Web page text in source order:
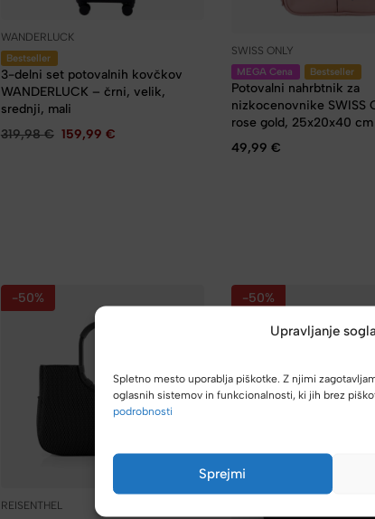
Upravljanje
Spletno mesto uporablja piškotke. Z njimi
oglasnih sistemov in funkcionalnosti, ki jih brez
podrobnosti
Sprejmi
WANDERLUCK
Bestseller
3-delni set potovalnih kovčkov
WANDERLUCK – črni, velik,
srednji, mali
319,98€ 159,99 €
SWISS ONLY
MEGA Cena Bestseller
Potovalni nahrbtnik za
nizkocenovnike SWISS
rose gold, 25x20x40 cm
49,99 €
-50%
REISENTHEL
-50%